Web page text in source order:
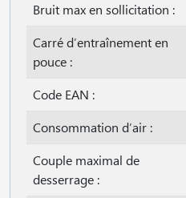
Bruit max en sollicitation :
Carré d′entraînement en
pouce :
Code EAN :
Consommation d′air :
Couple maximal de
desserrage :